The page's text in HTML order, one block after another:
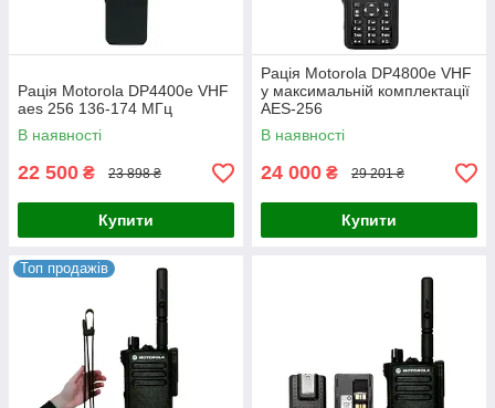
Рація Motorola DP4400e VHF
aes 256 136-174 МГц
В наявності
22 500 ₴ 23 898 ₴
Купити
Рація Motorola DP4800e VHF
у максимальній комплектації
AES-256
В наявності
24 000 ₴ 29 201 ₴
Купити
Топ продажів